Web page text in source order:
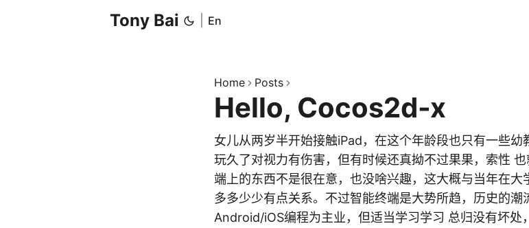
Tony Bai En
Home Posts
Hello, Cocos2d-x
女儿从两岁半开始接触iPad，在这个年龄段也只有一些
玩久了对视力有伤害，但有时候还真拗不过果果，索性
端上的东西不是很在意，也没啥兴趣，这大概与当年在
多多少少有点关系。不过智能终端是大势所趋，历史的潮
Android/iOS编程为主业，但适当学习学习 总归没有坏处